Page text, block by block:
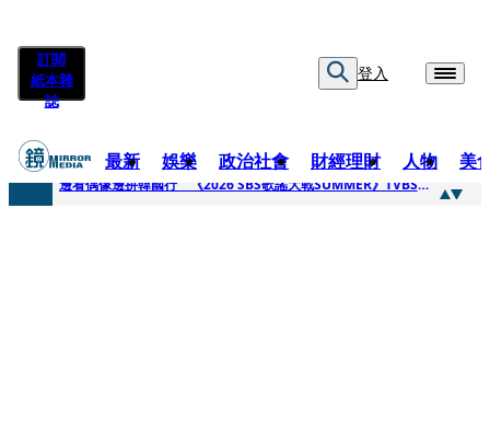
訂閱
紙本雜
誌
登入
最新 娛樂 政治社會 財經理財 人物 美
快訊
邊看偶像邊拚韓國行 《2026 SBS歌謠大戰SUMMER》TVBS直播祭追星福利